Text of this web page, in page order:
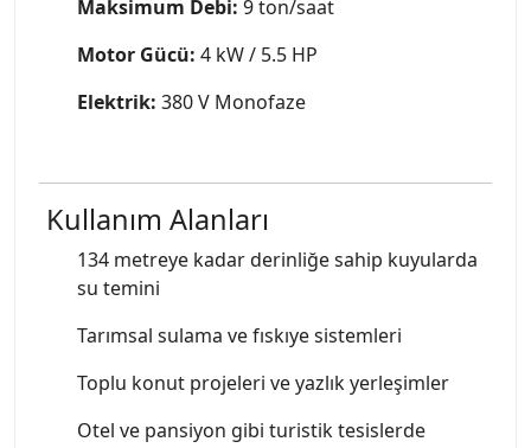
Maksimum Debi: 9 ton/saat
Motor Gücü: 4 kW / 5.5 HP
Elektrik: 380 V Monofaze
Kullanım Alanları
134 metreye kadar derinliğe sahip kuyularda
su temini
Tarımsal sulama ve fıskıye sistemleri
Toplu konut projeleri ve yazlık yerleşimler
Otel ve pansiyon gibi turistik tesislerde